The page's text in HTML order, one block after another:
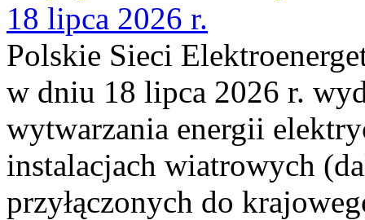
18 lipca 2026 r.
Polskie Sieci
w dniu 18 lipca 2026 r.
wytwarzania energii
instalacjach wiatrowych
przyłączonych do